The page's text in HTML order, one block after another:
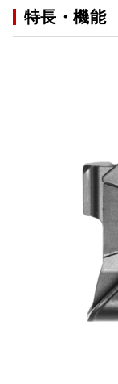
特長・機能